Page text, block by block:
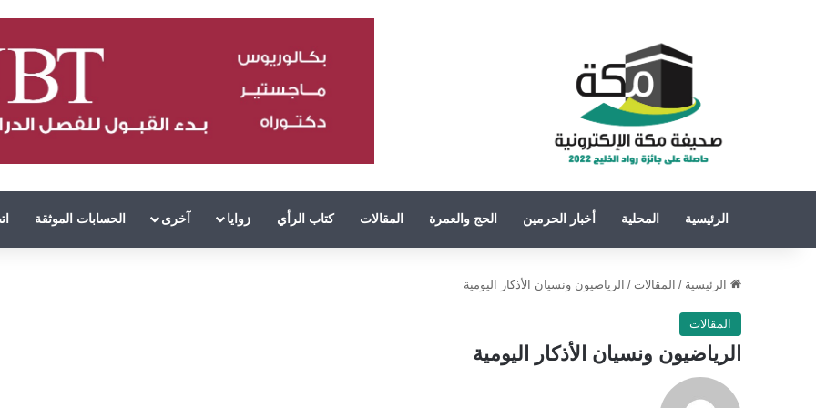
الرئيسية المحلية أخبار الحرمين الحج والعمرة المقالات كتاب الرأي زوايا آخرى الحسابات الموثقة
الرئيسية / المقالات / الرياضيون ونسيان الأذكار اليومية
المقالات
الرياضيون ونسيان الأذكار اليومية